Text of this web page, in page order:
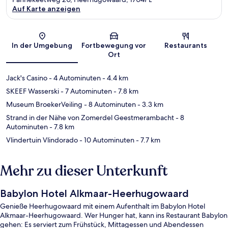
Karte
Auf Karte anzeigen
In der Umgebung
Fortbewegung vor
Ort
Restaurants
Jack's Casino- 4 Autominuten- 4.4 km
SKEEF Wasserski- 7 Autominuten- 7.8 km
Museum BroekerVeiling - 8 Autominuten- 3.3 km
Strand in der Nähe von Zomerdel Geestmerambacht- 8
Autominuten- 7.8 km
Vlindertuin Vlindorado- 10 Autominuten- 7.7 km
Mehr zu dieser Unterkunft
Babylon Hotel Alkmaar-Heerhugowaard
Genieße Heerhugowaard mit einem Aufenthalt im Babylon Hotel
Alkmaar-Heerhugowaard. Wer Hunger hat, kann ins Restaurant Babylon
gehen: Es serviert zum Frühstück, Mittagessen und Abendessen